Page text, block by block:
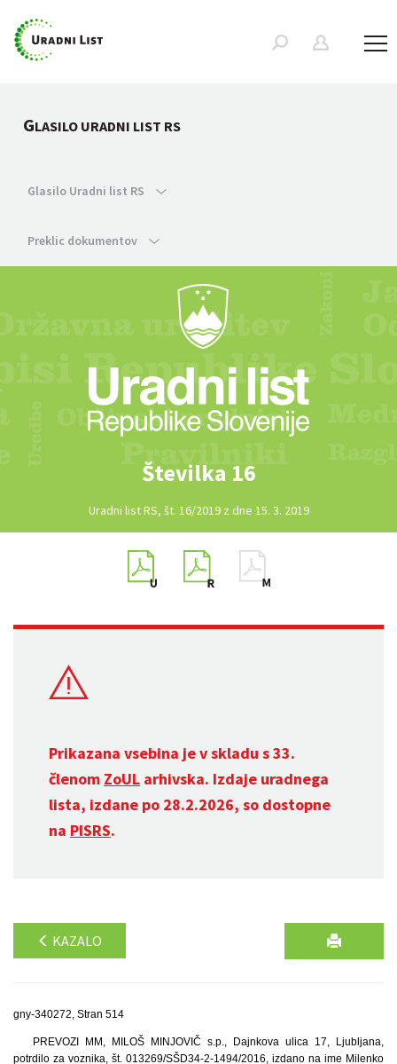
GLASILO URADNI LIST RS
Glasilo Uradni list RS
Preklic dokumentov
Številka 16
Uradni list RS, št. 16/2019 z dne 15. 3. 2019
Prikazana vsebina je v skladu s 33.
členom ZoUL arhivska. Izdaje uradnega
lista, izdane po 28.2.2026, so dostopne
na PISRS.
KAZALO
gny-340272, Stran 514
PREVOZI MM, MILOŠ MINJOVIČ s.p., Dajnkova ulica 17, Ljubljana,
potrdilo za voznika, št. 013269/SŠD34-2-1494/2016, izdano na ime Milenko